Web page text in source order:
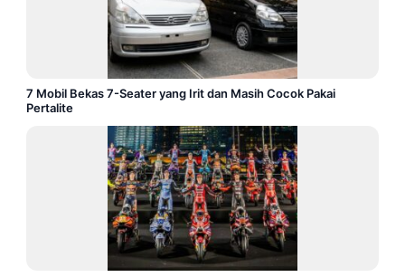
7 Mobil Bekas 7-Seater yang Irit dan Masih Cocok Pakai
Pertalite